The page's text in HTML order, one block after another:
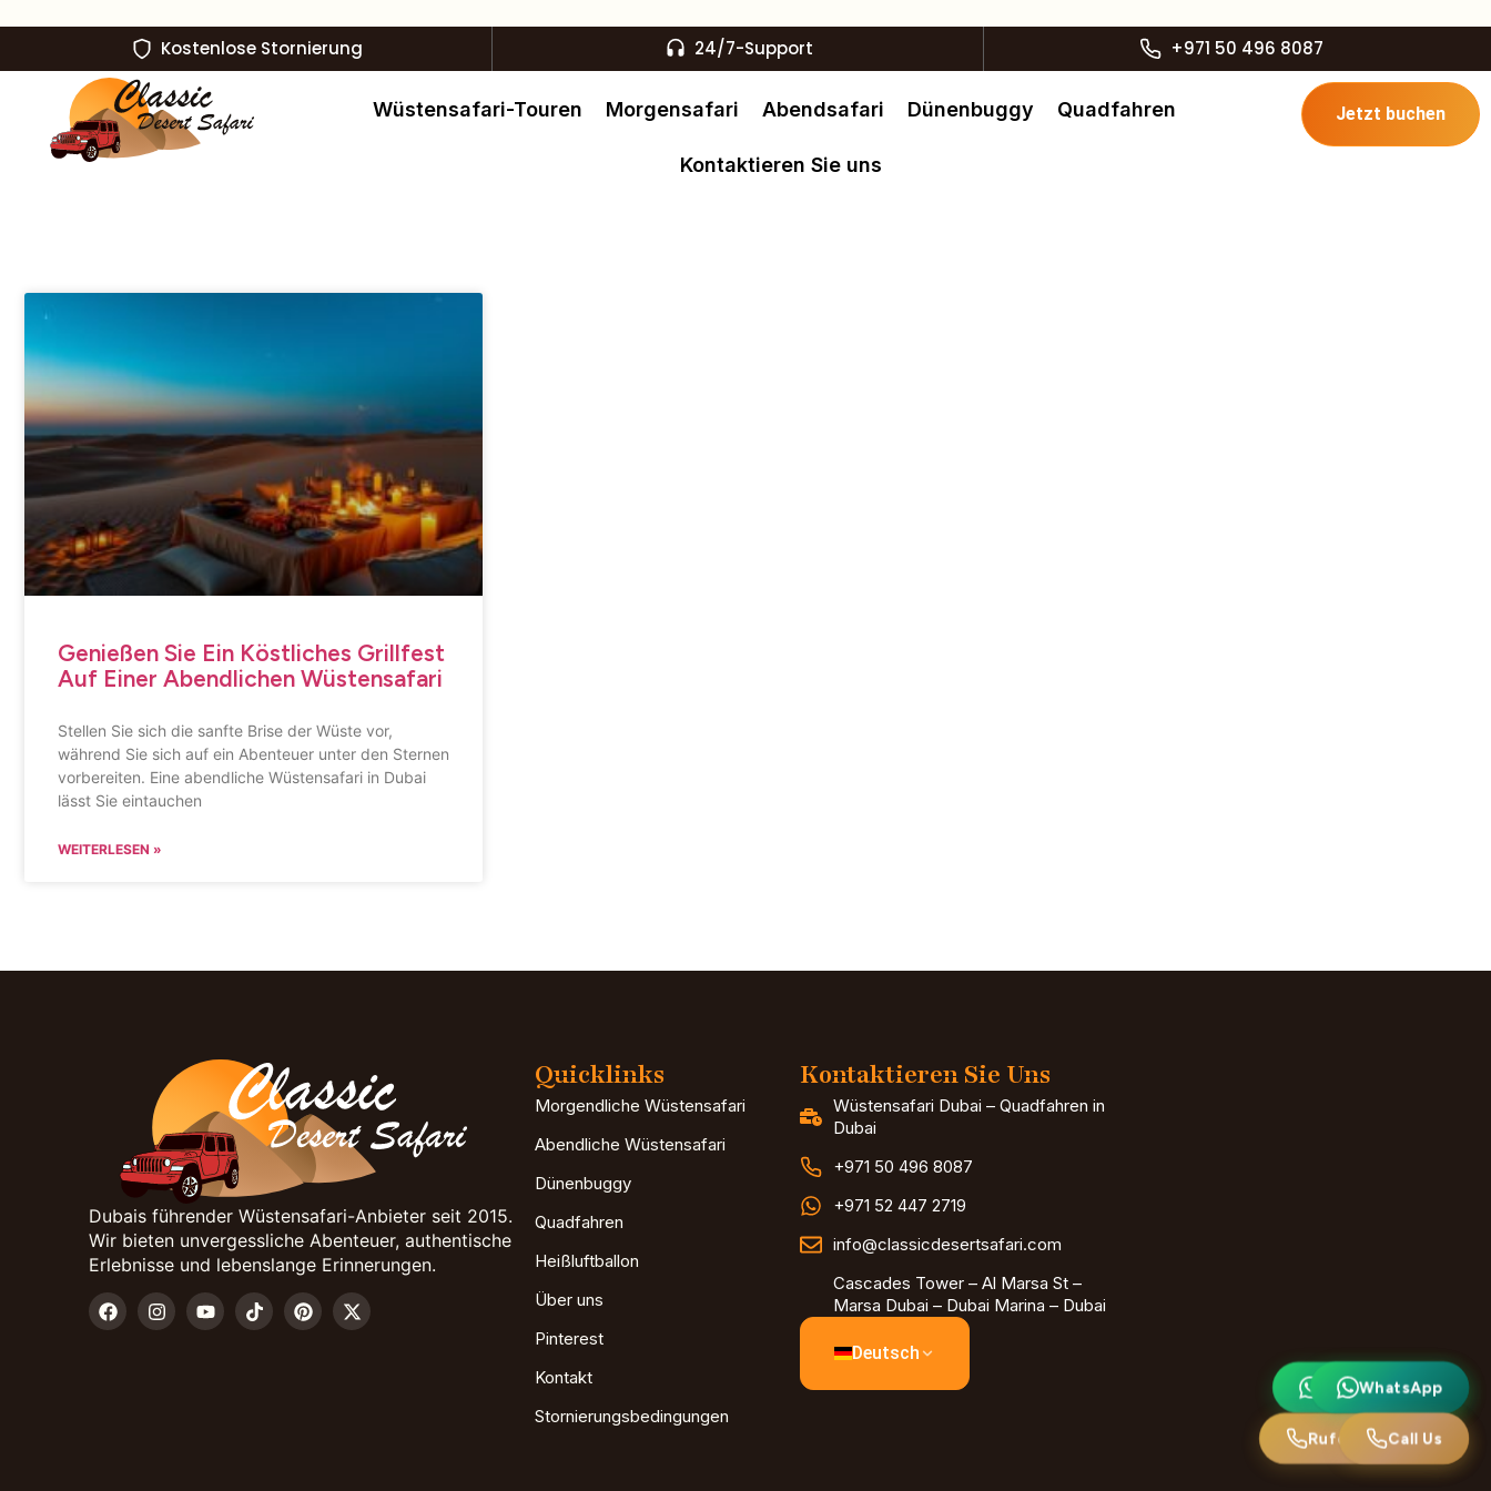
Kostenlose Stornierung 24/7-Support +971 50 496 8087
Wüstensafari-Touren Morgensafari Abendsafari Dünenbuggy Quadfahren
Kontaktieren Sie uns
Jetzt buchen
Genießen Sie Ein Köstliches Grillfest
Auf Einer Abendlichen Wüstensafari
Stellen Sie sich die sanfte Brise der Wüste vor,
während Sie sich auf ein Abenteuer unter den Sternen
vorbereiten. Eine abendliche Wüstensafari in Dubai
lässt Sie eintauchen
WEITERLESEN »
Dubais führender Wüstensafari-Anbieter seit 2015.
Wir bieten unvergessliche Abenteuer, authentische
Erlebnisse und lebenslange Erinnerungen.
Quicklinks
Morgendliche Wüstensafari
Abendliche Wüstensafari
Dünenbuggy
Quadfahren
Heißluftballon
Über uns
Pinterest
Kontakt
Stornierungsbedingungen
Kontaktieren Sie Uns
Wüstensafari Dubai – Quadfahren in
Dubai
+971 50 496 8087
+971 52 447 2719
info@classicdesertsafari.com
Cascades Tower – Al Marsa St –
Marsa Dubai – Dubai Marina – Dubai
Deutsch
⟦CSEO_G0_0⟧.
Rufen Sie uns an
WhatsApp
Call Us